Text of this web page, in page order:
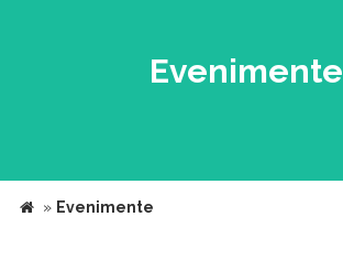
Evenimente
» Evenimente